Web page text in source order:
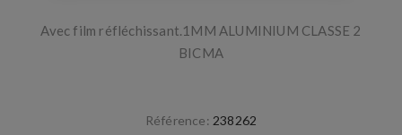
Avec film réfléchissant.1MM ALUMINIUM CLASSE 2
BICMA
Référence: 238262